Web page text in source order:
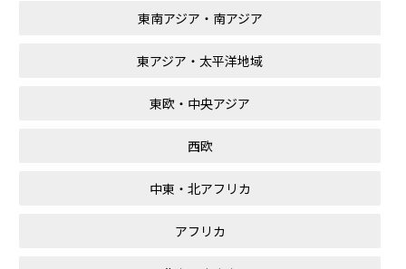
東南アジア・南アジア
東アジア・太平洋地域
東欧・中央アジア
西欧
中東・北アフリカ
アフリカ